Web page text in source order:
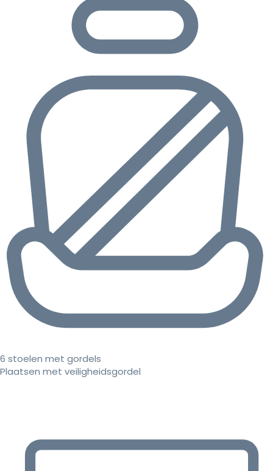
6 stoelen met gordels
Plaatsen met veiligheidsgordel